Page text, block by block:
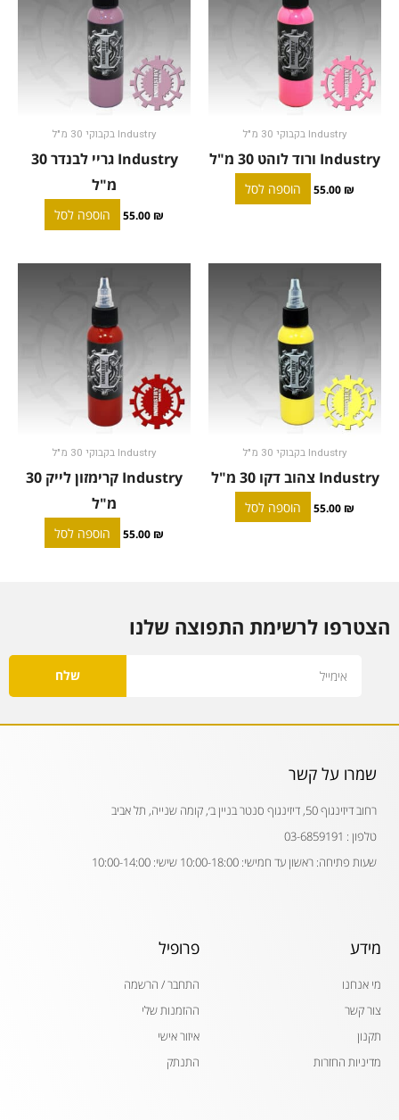
Industry בקבוקי 30 מ"ל
Industry ורוד לוהט 30 מ"ל
55.00 ₪ הוספה לסל
Industry בקבוקי 30 מ"ל
Industry גריי לבנדר 30
מ"ל
55.00 ₪ הוספה לסל
Industry בקבוקי 30 מ"ל
Industry צהוב דקו 30 מ"ל
55.00 ₪ הוספה לסל
Industry בקבוקי 30 מ"ל
Industry קרימזון לייק 30
מ"ל
55.00 ₪ הוספה לסל
הצטרפו לרשימת התפוצה שלנו
שלח
שמרו על קשר
רחוב דיזינגוף 50, דיזינגוף סנטר בניין ב׳, קומה שנייה, תל אביב
טלפון : 03-6859191
שעות פתיחה: ראשון עד חמישי: 10:00-18:00 שישי: 10:00-14:00
מידע
מי אנחנו
צור קשר
תקנון
מדיניות החזרות
פרופיל
התחבר / הרשמה
ההזמנות שלי
איזור אישי
התנתק